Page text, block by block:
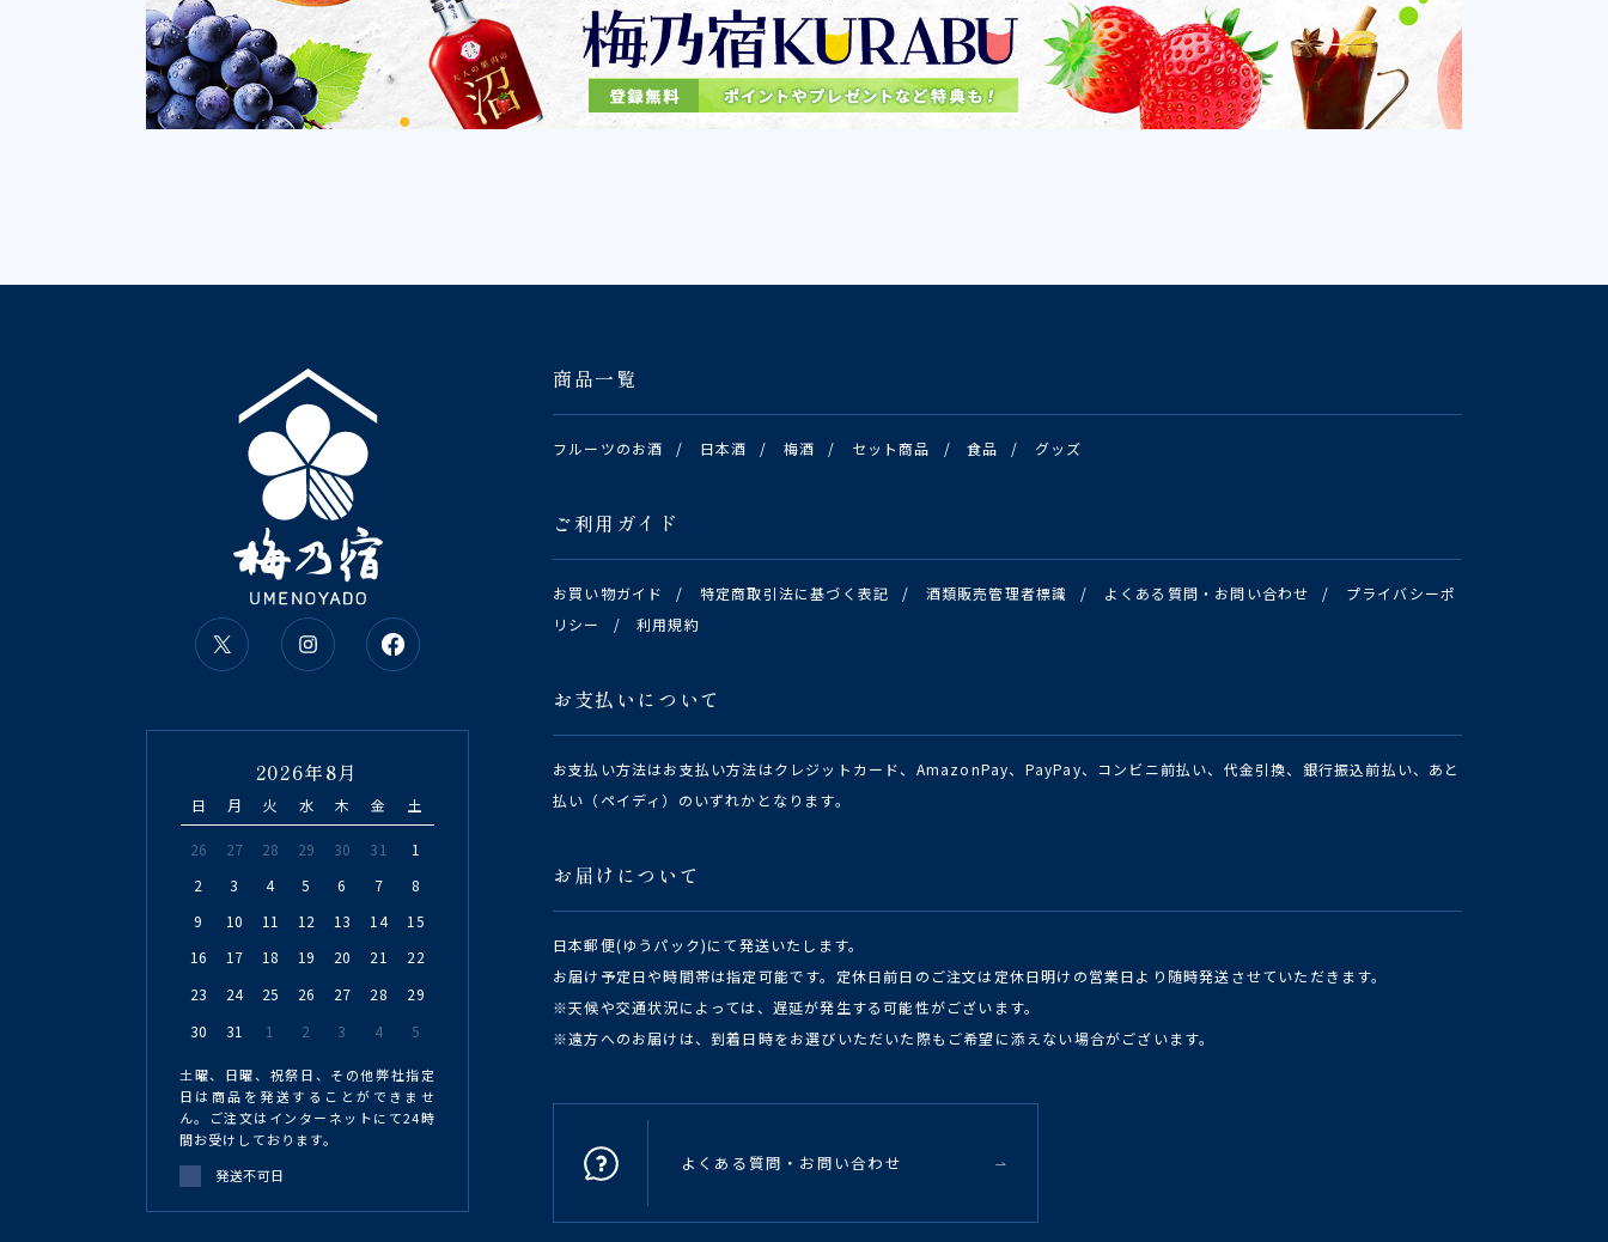
商品一覧
フルーツのお酒 / 日本酒 / 梅酒 / セット商品 / 食品 / グッズ
ご利用ガイド
お買い物ガイド / 特定商取引法に基づく表記 / 酒類販売管理者標識 / よくある質問・お問い合わせ /
プライバシーポ
リシー
/ 利用規約
お支払いについて
お支払い方法はお支払い方法はクレジットカード、AmazonPay、PayPay、コンビニ前払い、代金引換、銀行振込前払い、あと
払い（ペイディ）のいずれかとなります。
お届けについて
日本郵便(ゆうパック)にて発送いたします。
お届け予定日や時間帯は指定可能です。定休日前日のご注文は定休日明けの営業日より随時発送させていただきます。
※天候や交通状況によっては、遅延が発生する可能性がございます。
※遠方へのお届けは、到着日時をお選びいただいた際もご希望に添えない場合がございます。
よくある質問・お問い合わせ
2026年8月
日 月 火 水 木 金 土
26 27 28 29 30 31
1
2
3 4 5 6 7
8
9
10 11 12 13 14
15
16
17 18 19 20 21
22
23
24 25 26 27 28
29
30
31 1 2 3 4 5
土曜、日曜、祝祭日、その他弊社指定
日は商品を発送することができませ
ん。ご注文はインターネットにて24時
間お受けしております。
発送不可日